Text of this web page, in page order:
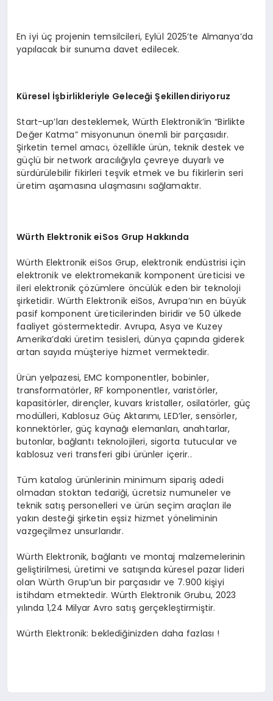
En iyi üç projenin temsilcileri, Eylül 2025’te Almanya’da
yapılacak bir sunuma davet edilecek.
Küresel İşbirlikleriyle Geleceği Şekillendiriyoruz
Start-up’ları desteklemek, Würth Elektronik’in “Birlikte
Değer Katma” misyonunun önemli bir parçasıdır.
Şirketin temel amacı, özellikle ürün, teknik destek ve
güçlü bir network aracılığıyla çevreye duyarlı ve
sürdürülebilir fikirleri teşvik etmek ve bu fikirlerin seri
üretim aşamasına ulaşmasını sağlamaktır.
Würth Elektronik eiSos Grup Hakkında
Würth Elektronik eiSos Grup, elektronik endüstrisi için
elektronik ve elektromekanik komponent üreticisi ve
ileri elektronik çözümlere öncülük eden bir teknoloji
şirketidir. Würth Elektronik eiSos, Avrupa’nın en büyük
pasif komponent üreticilerinden biridir ve 50 ülkede
faaliyet göstermektedir. Avrupa, Asya ve Kuzey
Amerika’daki üretim tesisleri, dünya çapında giderek
artan sayıda müşteriye hizmet vermektedir.
Ürün yelpazesi, EMC komponentler, bobinler,
transformatörler, RF komponentler, varistörler,
kapasitörler, dirençler, kuvars kristaller, osilatörler, güç
modülleri, Kablosuz Güç Aktarımı, LED’ler, sensörler,
konnektörler, güç kaynağı elemanları, anahtarlar,
butonlar, bağlantı teknolojileri, sigorta tutucular ve
kablosuz veri transferi gibi ürünler içerir..
Tüm katalog ürünlerinin minimum sipariş adedi
olmadan stoktan tedariği, ücretsiz numuneler ve
teknik satış personelleri ve ürün seçim araçları ile
yakın desteği şirketin eşsiz hizmet yöneliminin
vazgeçilmez unsurlarıdır.
Würth Elektronik, bağlantı ve montaj malzemelerinin
geliştirilmesi, üretimi ve satışında küresel pazar lideri
olan Würth Grup’un bir parçasıdır ve 7.900 kişiyi
istihdam etmektedir. Würth Elektronik Grubu, 2023
yılında 1,24 Milyar Avro satış gerçekleştirmiştir.
Würth Elektronik: beklediğinizden daha fazlası !